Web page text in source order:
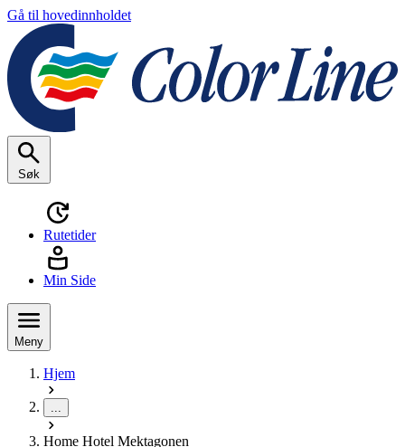
Gå til hovedinnholdet
Søk
Rutetider
Min Side
Meny
Hjem
Home Hotel Mektagonen